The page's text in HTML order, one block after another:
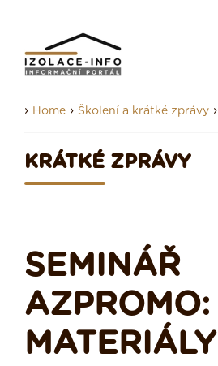
› Home › Školení a krátké zprávy ›
KRÁTKÉ ZPRÁVY
SEMINÁŘ
AZPROMO: